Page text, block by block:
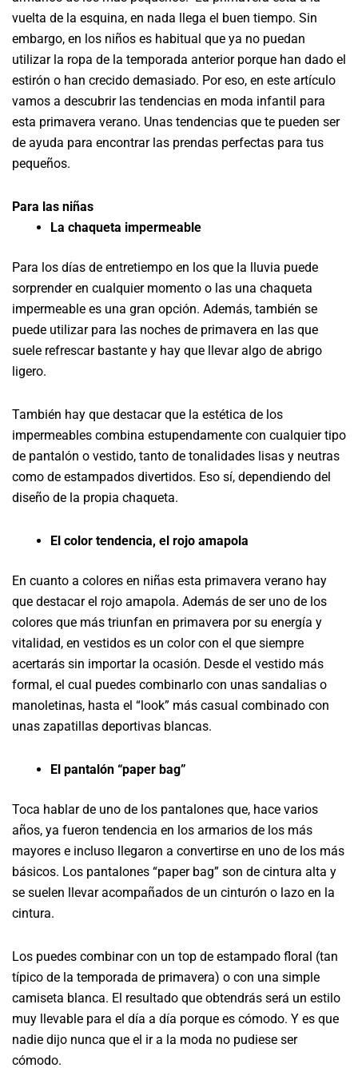
vuelta de la esquina, en nada llega el buen tiempo. Sin
embargo, en los niños es habitual que ya no puedan
utilizar la ropa de la temporada anterior porque han dado el
estirón o han crecido demasiado. Por eso, en este artículo
vamos a descubrir las tendencias en moda infantil para
esta primavera verano. Unas tendencias que te pueden ser
de ayuda para encontrar las prendas perfectas para tus
pequeños.
Para las niñas
La chaqueta impermeable
Para los días de entretiempo en los que la lluvia puede
sorprender en cualquier momento o las una chaqueta
impermeable es una gran opción. Además, también se
puede utilizar para las noches de primavera en las que
suele refrescar bastante y hay que llevar algo de abrigo
ligero.
También hay que destacar que la estética de los
impermeables combina estupendamente con cualquier tipo
de pantalón o vestido, tanto de tonalidades lisas y neutras
como de estampados divertidos. Eso sí, dependiendo del
diseño de la propia chaqueta.
El color tendencia, el rojo amapola
En cuanto a colores en niñas esta primavera verano hay
que destacar el rojo amapola. Además de ser uno de los
colores que más triunfan en primavera por su energía y
vitalidad, en vestidos es un color con el que siempre
acertarás sin importar la ocasión. Desde el vestido más
formal, el cual puedes combinarlo con unas sandalias o
manoletinas, hasta el “look” más casual combinado con
unas zapatillas deportivas blancas.
El pantalón “paper bag”
Toca hablar de uno de los pantalones que, hace varios
años, ya fueron tendencia en los armarios de los más
mayores e incluso llegaron a convertirse en uno de los más
básicos. Los pantalones “paper bag” son de cintura alta y
se suelen llevar acompañados de un cinturón o lazo en la
cintura.
Los puedes combinar con un top de estampado floral (tan
típico de la temporada de primavera) o con una simple
camiseta blanca. El resultado que obtendrás será un estilo
muy llevable para el día a día porque es cómodo. Y es que
nadie dijo nunca que el ir a la moda no pudiese ser
cómodo.